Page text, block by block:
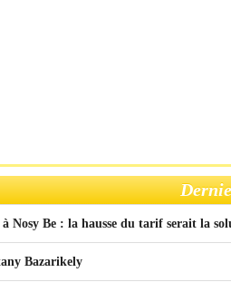
à Nosy Be : la hausse du tarif serait la
Bazarikely